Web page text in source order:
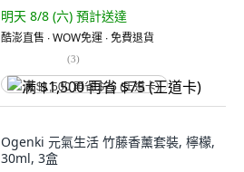
明天 8/8 (六) 預計送達
酷澎直售 ∙ WOW免運 ∙ 免費退貨
(3)
满 $1,500 再省 $75 (王道卡)
Ogenki 元氣生活 竹藤香薰套裝, 檸檬,
30ml, 3盒